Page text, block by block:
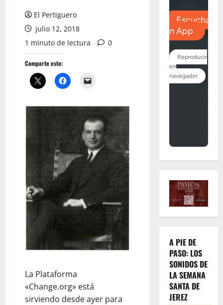
El Pertiguero
julio 12, 2018
1 minuto de lectura
0
Comparte esto:
La Plataforma
«Change.org» está
sirviendo desde ayer para
A PIE DE
PASO: LOS
SONIDOS DE
LA SEMANA
SANTA DE
JEREZ